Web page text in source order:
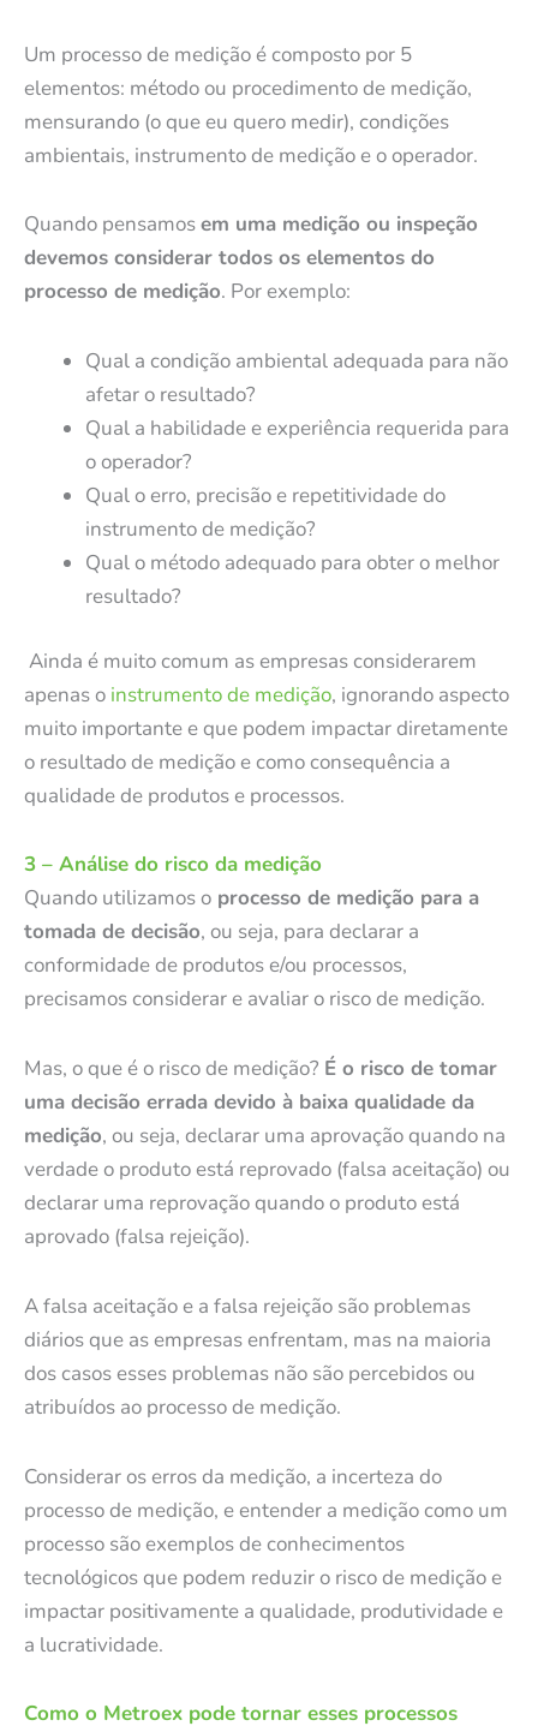
Um processo de medição é composto por 5
elementos: método ou procedimento de medição,
mensurando (o que eu quero medir), condições
ambientais, instrumento de medição e o operador.
Quando pensamosem uma medição ou inspeção
devemos considerar todos os elementos do
processo de medição. Por exemplo:
Qual a condição ambiental adequada para não
afetar o resultado?
Qual a habilidade e experiência requerida para
o operador?
Qual o erro, precisão e repetitividade do
instrumento de medição?
Qual o método adequado para obter o melhor
resultado?
Ainda é muito comum as empresas considerarem
apenas o instrumento de medição, ignorando aspecto
muito importante e que podem impactar diretamente
o resultado de medição e como consequência a
qualidade de produtos e processos.
3 – Análise do risco da medição
Quando utilizamos o processo de medição para a
tomada de decisão, ou seja, para declarar a
conformidade de produtos e/ou processos,
precisamos considerar e avaliar o risco de medição.
Mas, o que é o risco de medição? É o risco de tomar
uma decisão errada devido à baixa qualidade da
medição, ou seja, declarar uma aprovação quando na
verdade o produto está reprovado (falsa aceitação) ou
declarar uma reprovação quando o produto está
aprovado (falsa rejeição).
A falsa aceitação e a falsa rejeição são problemas
diários que as empresas enfrentam, mas na maioria
dos casos esses problemas não são percebidos ou
atribuídos ao processo de medição.
Considerar os erros da medição, a incerteza do
processo de medição, e entender a medição como um
processo são exemplos de conhecimentos
tecnológicos que podem reduzir o risco de medição e
impactar positivamente a qualidade, produtividade e
a lucratividade.
Como o Metroex pode tornar esses processos